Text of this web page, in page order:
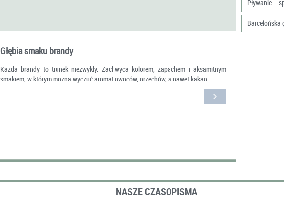
Głębia smaku brandy
Każda brandy to trunek niezwykły. Zachwyca kolorem, zapachem i aksamitnym
smakiem, w którym można wyczuć aromat owoców, orzechów, a nawet kakao.
Pływanie –
Barcelońska
NASZE CZASOPISMA